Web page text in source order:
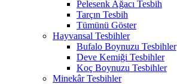
Pelesenk Ağacı Tesbih
Tarçın Tesbih
Tümünü Göster
Hayvansal Tesbihler
Bufalo Boynuzu Tesbihler
Deve Kemiği Tesbihler
Koç Boynuzu Tesbihler
Minekâr Tesbihler